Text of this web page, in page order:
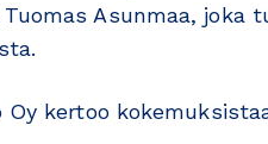
Asunmaa, joka
Oy kertoo